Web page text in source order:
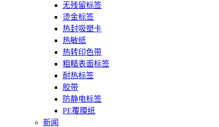
无残留标签
烫金标签
热封吸塑卡
热敏纸
热转印色带
粗糙表面标签
耐热标签
胶带
防静电标签
PE覆膜纸
新闻